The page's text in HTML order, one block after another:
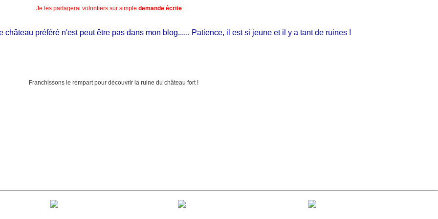
Je les partagerai volontiers sur simple demande écrite.
château préféré n'est peut être pas dans mon blog...... Patience, il est si jeune et il y a tant de ruines !